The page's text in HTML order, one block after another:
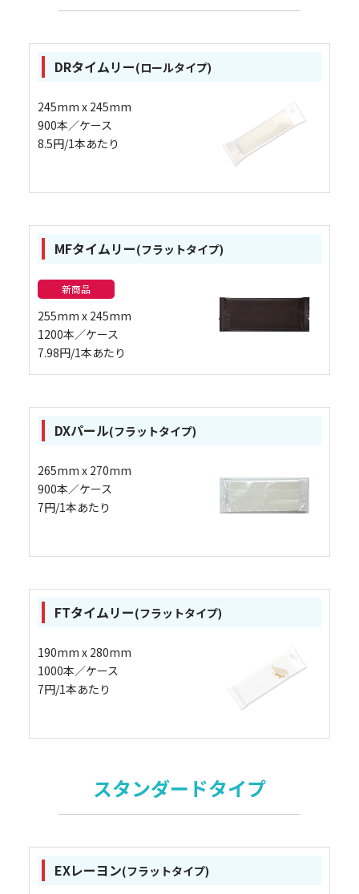
DRタイムリー(ロールタイプ)
245mm x 245mm
900本／ケース
8.5円/1本あたり
MFタイムリー(フラットタイプ)
新商品
255mm x 245mm
1200本／ケース
7.98円/1本あたり
DXパール(フラットタイプ)
265mm x 270mm
900本／ケース
7円/1本あたり
FTタイムリー(フラットタイプ)
190mm x 280mm
1000本／ケース
7円/1本あたり
スタンダードタイプ
EXレーヨン(フラットタイプ)